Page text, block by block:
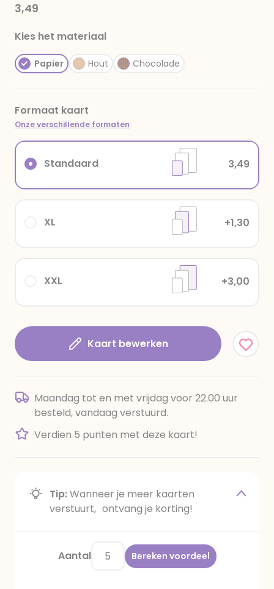
3,49
Kies het materiaal
Papier Hout Chocolade
Formaat kaart
Onze verschillende formaten
XXL +3,00
XL +1,30
Standaard 3,49
Kaart bewerken
Maandag tot en met vrijdag voor 22.00 uur
besteld, vandaag verstuurd.
Verdien 5 punten met deze kaart!
Tip:Wanneer je meer kaarten
verstuurt, ontvang je korting!
Aantal Bereken voordeel